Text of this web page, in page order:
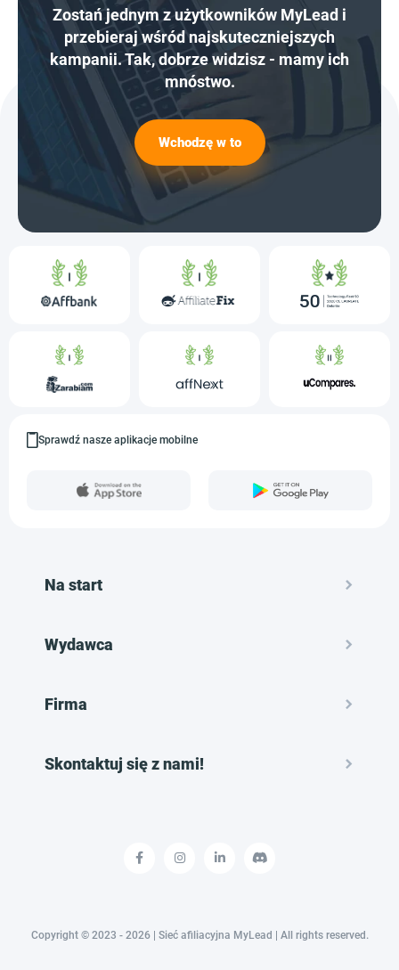
Zostań jednym z użytkowników MyLead i
przebieraj wśród najskuteczniejszych
kampanii. Tak, dobrze widzisz - mamy ich
mnóstwo.
Wchodzę w to
Sprawdź nasze aplikacje mobilne
Na start
Wydawca
Firma
Skontaktuj się z nami!
Copyright © 2023 - 2026 | Sieć afiliacyjna MyLead | All rights reserved.